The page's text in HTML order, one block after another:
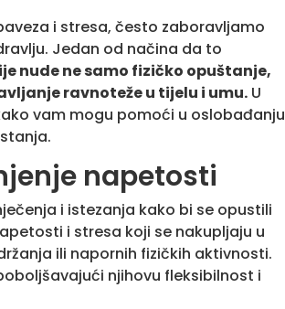
i stresa, često zaboravljamo
Jedan od načina da to
nude ne samo fizičko opuštanje,
ravnoteže u tijelu i umu. U
vam mogu pomoći u oslobađanju
napetosti
i istezanja kako bi se opustili
i stresa koji se nakupljaju u
ili napornih fizičkih aktivnosti.
njihovu fleksibilnost i